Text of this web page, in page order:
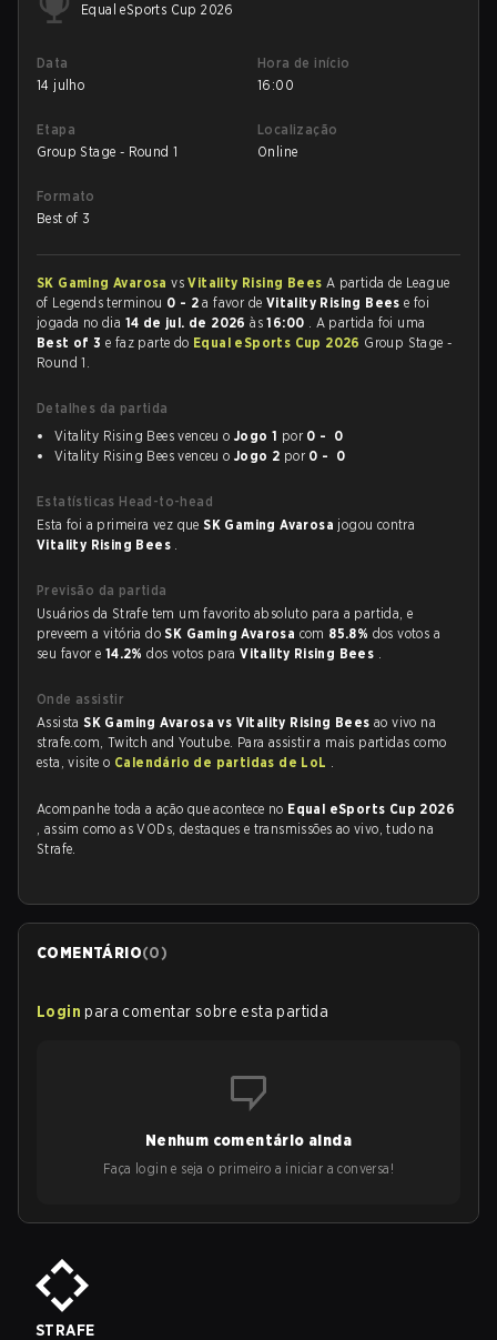
Equal eSports Cup 2026
Data
14 julho
Hora de início
16:00
Etapa
Group Stage - Round 1
Localização
Online
Formato
Best of 3
SK Gaming AvarosavsVitality Rising Bees A partida de League
of Legends terminou 0 - 2 a favor de Vitality Rising Beese foi
jogada no dia 14 de jul. de 2026às16:00 . A partida foi uma
Best of 3 e faz parte do Equal eSports Cup 2026 Group Stage -
Round 1.
Detalhes da partida
Vitality Rising Bees venceu o Jogo 1 por 0 - 0
Vitality Rising Bees venceu o Jogo 2 por 0 - 0
Estatísticas Head-to-head
Esta foi a primeira vez queSK Gaming Avarosa jogou contra
Vitality Rising Bees .
Previsão da partida
Usuários da Strafe tem um favorito absoluto para a partida, e
preveem a vitória doSK Gaming Avarosa com 85.8% dos votos a
seu favor e 14.2%dos votos paraVitality Rising Bees .
Onde assistir
AssistaSK Gaming Avarosa vs Vitality Rising Beesao vivo na
strafe.com, Twitch and Youtube. Para assistir a mais partidas como
esta, visite o Calendário de partidas de LoL .
Acompanhe toda a ação que acontece no Equal eSports Cup 2026
, assim como as VODs, destaques e transmissões ao vivo, tudo na
Strafe.
COMENTÁRIO(0)
Login para comentar sobre esta partida
Nenhum comentário ainda
Faça login e seja o primeiro a iniciar a conversa!
STRAFE